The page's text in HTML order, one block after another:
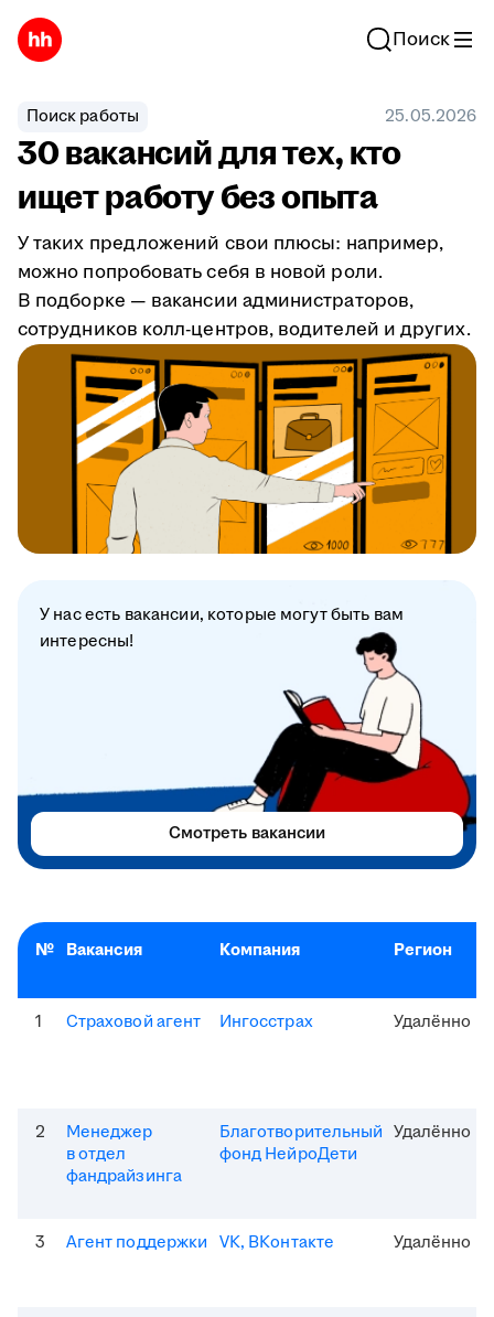
Поиск
Поиск работы 25.05.2026
30 вакансий для тех, кто
ищет работу без опыта
У таких предложений свои плюсы: например,
можно попробовать себя в новой роли.
В подборке — вакансии администраторов,
сотрудников колл-центров, водителей и других.
№ Вакансия Компания Регион
1 Страховой агент Ингосстрах Удалённо
2
Менеджер
в отдел
фандрайзинга
Благотворительный
фонд НейроДети
Удалённо
3 Агент поддержки VK, ВКонтакте Удалённо
У нас есть вакансии, которые могут быть вам
интересны!
Смотреть вакансии